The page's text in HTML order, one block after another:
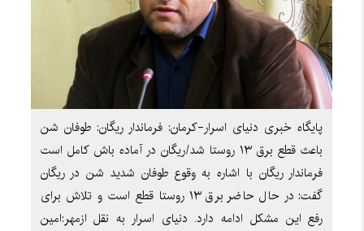
پایگاه خبری دنیای اسرار-کرمان: فرماندار ریگان: طوفان شن
باعث قطع برق ۱۳ روستا شد/ریگان در آماده باش کامل است
فرماندار ریگان با اشاره به وقوع طوفان شدید شن در ریگان
گفت: در حال حاضر برق ۱۳ روستا قطع است و تلاش برای
رفع این مشکل ادامه دارد. دنیای اسرار به نقل ازمهر:امین